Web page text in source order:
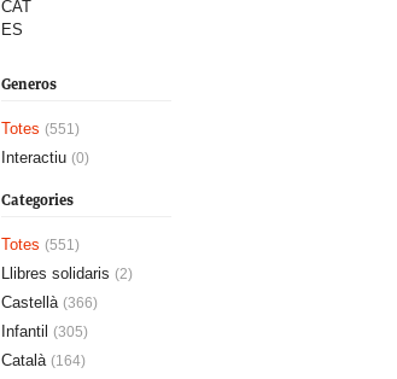
CAT
ES
Generos
Totes (551)
Interactiu (0)
Categories
Totes (551)
Llibres solidaris (2)
Castellà (366)
Infantil (305)
Català (164)